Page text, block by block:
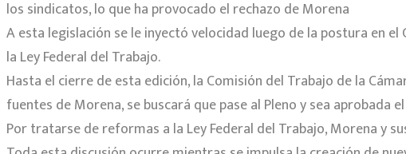
los sindicatos, lo que ha provocado el rechazo de Morena
A esta legislación se le inyectó velocidad luego de la postura en
la Ley Federal del Trabajo.
Hasta el cierre de esta edición, la Comisión del Trabajo de la
fuentes de Morena, se buscará que pase al Pleno y sea aprobada
Por tratarse de reformas a la Ley Federal del Trabajo, Morena y